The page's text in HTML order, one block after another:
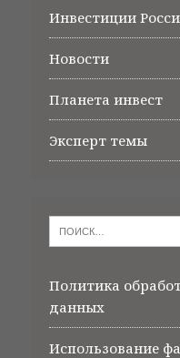
Инвестиции
Новости
Планета инвест
Эксперт темы
Политика
данных
Использование